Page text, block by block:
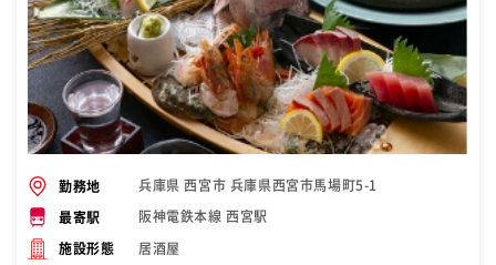
勤務地 兵庫県 西宮市 兵庫県西宮市馬場町5-1
最寄駅 阪神電鉄本線 西宮駅
施設形態 居酒屋